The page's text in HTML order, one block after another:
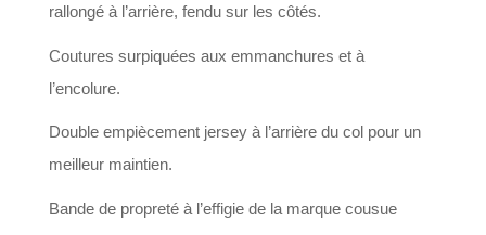
rallongé à l’arrière, fendu sur les côtés.
Coutures surpiquées aux emmanchures et à
l’encolure.
Double empiècement jersey à l’arrière du col pour un
meilleur maintien.
Bande de propreté à l’effigie de la marque cousue